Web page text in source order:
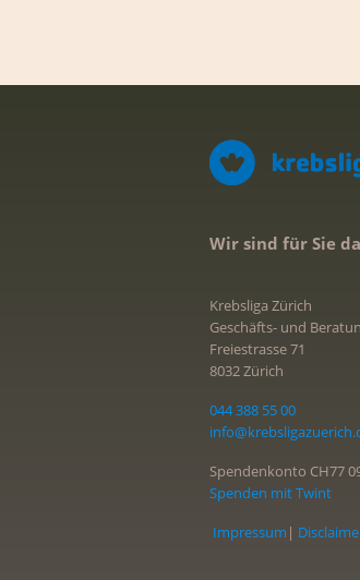
Wir sind für Sie da
Krebsliga Zürich
Geschäfts- und
Freiestrasse 71
8032 Zürich
044 388 55 00
Spendenkonto CH77
Spenden mit Twint
Impressum |